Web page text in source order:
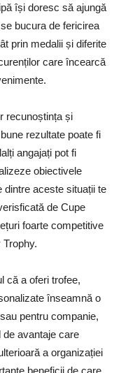
își doresc să ajungă
bucura de fericirea
prin medalii și diferite
care încearcă
recunoștința și
rezultate poate fi
angajați pot fi
obiectivele
dintre aceste situații te
de Cupe
foarte competitive
că a oferi trofee,
înseamnă o
pentru companie,
avantaje care
a organizației
beneficii de care